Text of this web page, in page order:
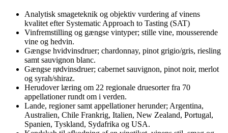
Analytisk smageteknik og objektiv vurdering af vinens
kvalitet efter Systematic Approach to Tasting (SAT)
Vinfremstilling og gængse vintyper; stille vine, mousserende
vine og hedvin.
Gængse hvidvinsdruer; chardonnay, pinot grigio/gris, riesling
samt sauvignon blanc.
Gængse rødvinsdruer; cabernet sauvignon, pinot noir, merlot
og syrah/shiraz.
Herudover læring om 22 regionale druesorter fra 70
appellationer rundt om i verden.
Lande, regioner samt appellationer herunder; Argentina,
Australien, Chile Frankrig, Italien, New Zealand, Portugal,
Spanien, Tyskland, Sydafrika og USA.